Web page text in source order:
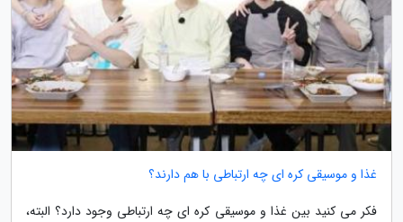
غذا و موسیقی کره ای چه ارتباطی با هم دارند؟
فکر می کنید بین غذا و موسیقی کره ای چه ارتباطی وجود دارد؟ البته،